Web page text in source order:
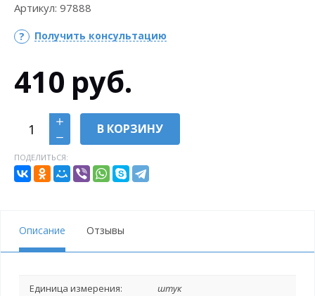
Артикул: 97888
Получить консультацию
410 руб.
В КОРЗИНУ
ПОДЕЛИТЬСЯ:
Описание Отзывы
Единица измерения: штук